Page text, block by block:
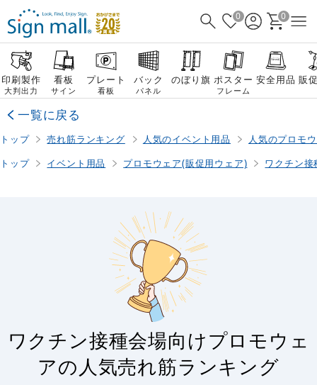
0 0
印刷製作
大判出力
看板
サイン
プレート
看板
バック
パネル
のぼり旗 ポスター
フレーム
安全用品 販
一覧に戻る
トップ 売れ筋ランキング 人気のイベント用品
人気のプロモ
トップ
イベント用品 プロモウェア(販促用ウェア) ワクチン
ワクチン接種会場向けプロモウェ
アの人気売れ筋ランキング